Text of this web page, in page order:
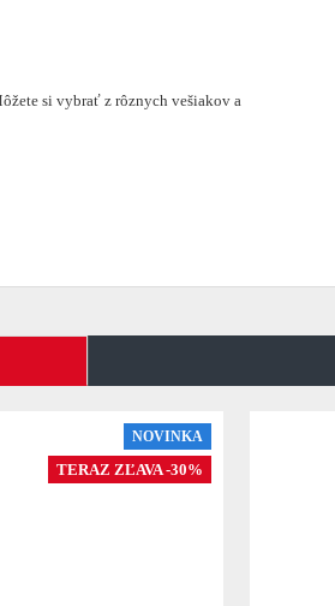
si vybrať z rôznych vešiakov a
NOVINKA
TERAZ ZĽAVA -30%